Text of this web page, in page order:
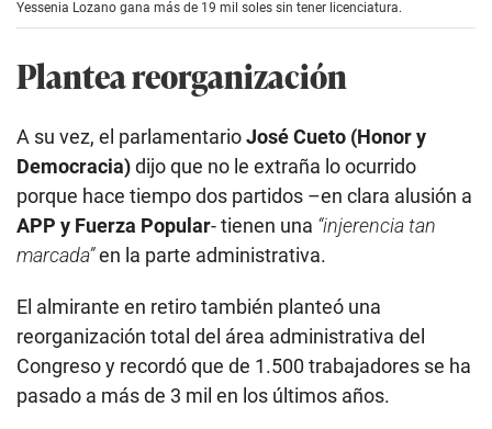
d
s
5
m
i
n
u
t
e
s
1
1
s
c
o
n
Yessenia Lozano gana más de 19 mil soles sin tener licenciatura.
Plantea reorganización
A su vez, el parlamentarioJosé Cueto (Honor y
Democracia)dijo que no le extraña lo ocurrido
porque hace tiempo dos partidos –en clara alusión a
APP y Fuerza Popular- tienen una “injerencia tan
marcada”en la parte administrativa.
El almirante en retiro también planteó una
reorganización total del área administrativa del
Congreso y recordó que de 1.500 trabajadores se ha
pasado a más de 3 mil en los últimos años.